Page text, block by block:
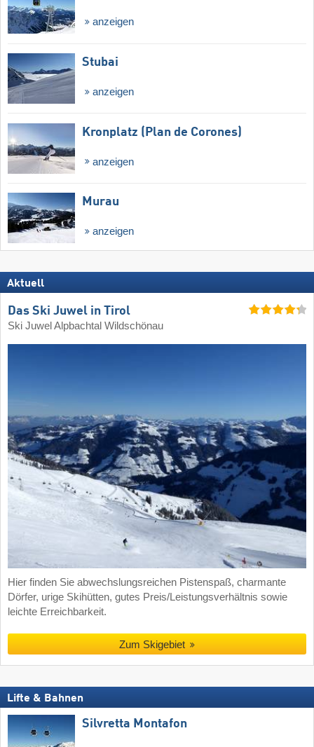
anzeigen
Stubai
anzeigen
Kronplatz (Plan de Corones)
anzeigen
Murau
anzeigen
Aktuell
Das Ski Juwel in Tirol
Ski Juwel Alpbachtal Wildschönau
Hier finden Sie abwechslungsreichen Pistenspaß, charmante
Dörfer, urige Skihütten, gutes Preis/Leistungsverhältnis sowie
leichte Erreichbarkeit.
Zum Skigebiet
Lifte & Bahnen
Silvretta Montafon